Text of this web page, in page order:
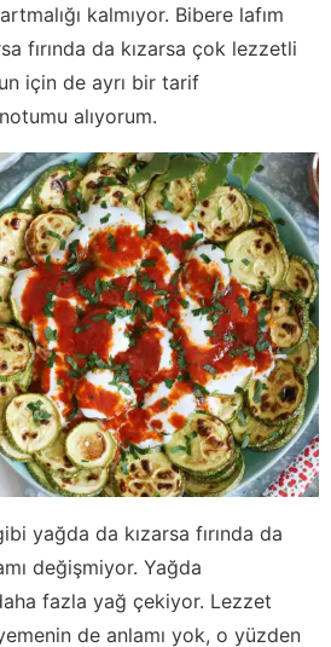
kalmıyor. Bibere lafım
fırında da kızarsa çok lezzetli
için de ayrı bir tarif
alıyorum.
yağda da kızarsa fırında da
değişmiyor. Yağda
fazla yağ çekiyor. Lezzet
de anlamı yok, o yüzden